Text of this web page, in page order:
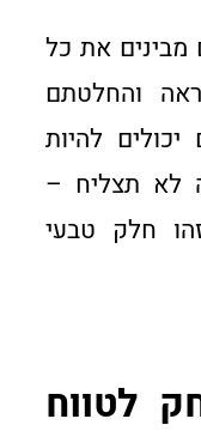
את כל
והחלטתם
להיות
לא תצליח –
חלק טבעי
לטווח